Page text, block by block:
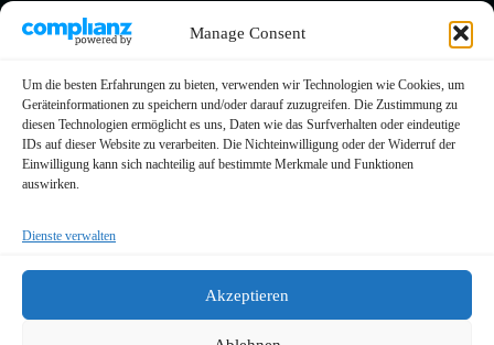
Manage Consent
Um die besten Erfahrungen zu bieten, verwenden wir Technologien wie Cookies, um
Geräteinformationen zu speichern und/oder darauf zuzugreifen. Die Zustimmung zu
diesen Technologien ermöglicht es uns, Daten wie das Surfverhalten oder eindeutige
IDs auf dieser Website zu verarbeiten. Die Nichteinwilligung oder der Widerruf der
Einwilligung kann sich nachteilig auf bestimmte Merkmale und Funktionen
auswirken.
Dienste verwalten
Akzeptieren
Impressum
Datenschutzerklärung
Cookie-Richtline (EU)
FAQ
Kontakt